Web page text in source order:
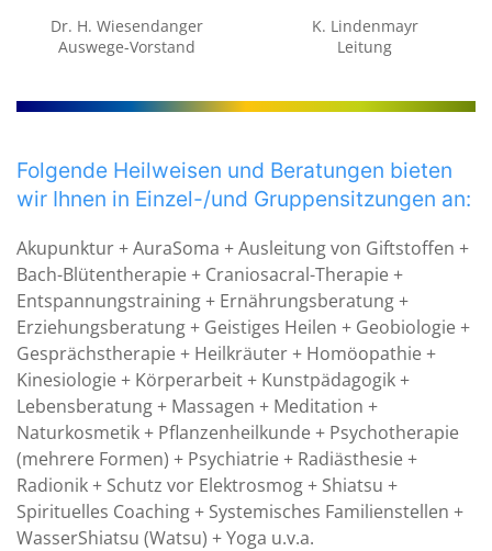
Dr. H. Wiesendanger
Auswege-Vorstand
K. Lindenmayr
Leitung
Folgende Heilweisen und Beratungen bieten
wir Ihnen in Einzel-/und Gruppensitzungen an:
Akupunktur + AuraSoma + Ausleitung von Giftstoffen +
Bach-Blütentherapie + Craniosacral-Therapie +
Entspannungstraining + Ernährungsberatung +
Erziehungsberatung + Geistiges Heilen + Geobiologie +
Gesprächstherapie + Heilkräuter + Homöopathie +
Kinesiologie + Körperarbeit + Kunstpädagogik +
Lebensberatung + Massagen + Meditation +
Naturkosmetik + Pflanzenheilkunde + Psychotherapie
(mehrere Formen) + Psychiatrie + Radiästhesie +
Radionik + Schutz vor Elektrosmog + Shiatsu +
Spirituelles Coaching + Systemisches Familienstellen +
WasserShiatsu (Watsu) + Yoga u.v.a.